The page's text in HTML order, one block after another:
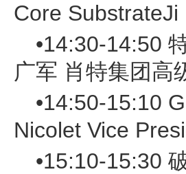
Core
•14:30-14:50
广军 肖特集团高
•14:50-15:10
Nicolet Vice
•15:10-15:30